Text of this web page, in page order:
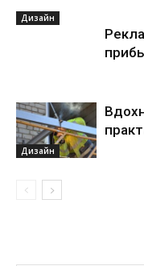
Дизайн
Дизайн